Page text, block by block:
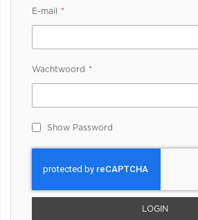
E-mail
Wachtwoord
Show Password
LOGIN